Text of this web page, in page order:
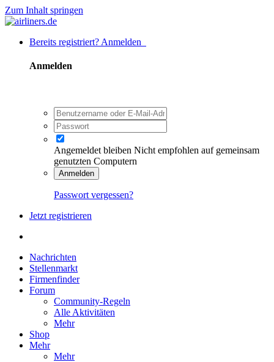
Zum Inhalt springen
Bereits registriert? Anmelden
Anmelden
Angemeldet bleiben Nicht empfohlen auf gemeinsam
genutzten Computern
Anmelden
Passwort vergessen?
Jetzt registrieren
Nachrichten
Stellenmarkt
Firmenfinder
Forum
Community-Regeln
Alle Aktivitäten
Mehr
Shop
Mehr
Mehr